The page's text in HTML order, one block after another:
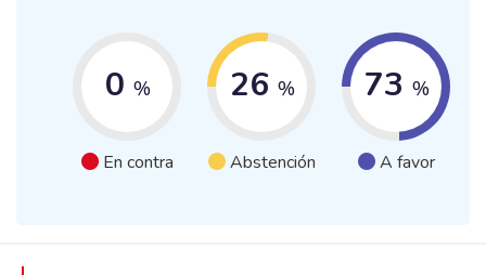
0 %
En contra
26 %
Abstención
73 %
A favor